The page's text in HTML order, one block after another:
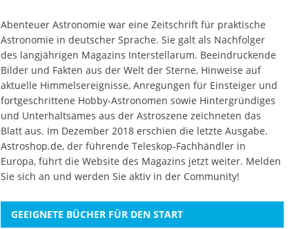
Abenteuer Astronomie war eine Zeitschrift für praktische
Astronomie in deutscher Sprache. Sie galt als Nachfolger
des langjährigen Magazins Interstellarum. Beeindruckende
Bilder und Fakten aus der Welt der Sterne, Hinweise auf
aktuelle Himmelsereignisse, Anregungen für Einsteiger und
fortgeschrittene Hobby-Astronomen sowie Hintergründiges
und Unterhaltsames aus der Astroszene zeichneten das
Blatt aus. Im Dezember 2018 erschien die letzte Ausgabe.
Astroshop.de, der führende Teleskop-Fachhändler in
Europa, führt die Website des Magazins jetzt weiter. Melden
Sie sich an und werden Sie aktiv in der Community!
GEEIGNETE BÜCHER FÜR DEN START